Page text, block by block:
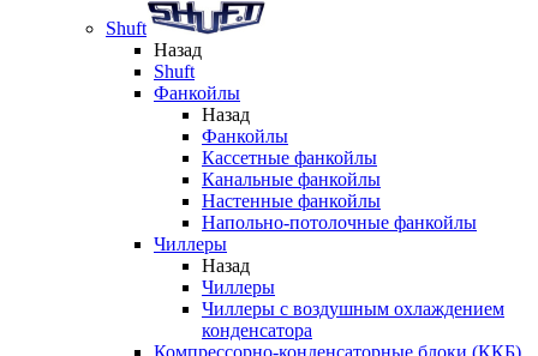
Shuft
Назад
Shuft
Фанкойлы
Назад
Фанкойлы
Кассетные фанкойлы
Канальные фанкойлы
Настенные фанкойлы
Напольно-потолочные фанкойлы
Чиллеры
Назад
Чиллеры
Чиллеры с воздушным охлаждением
конденсатора
Компрессорно-конденсаторные блоки (ККБ)